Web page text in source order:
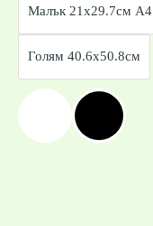
Малък 21x29.7см А4
Голям 40.6x50.8см